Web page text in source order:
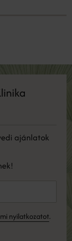
ajánlatok
nyilatkozatot.